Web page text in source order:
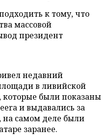
к тому, что
массовой
президент
недавний
в ливийской
были показаны
и выдавались за
на самом деле были
заранее.